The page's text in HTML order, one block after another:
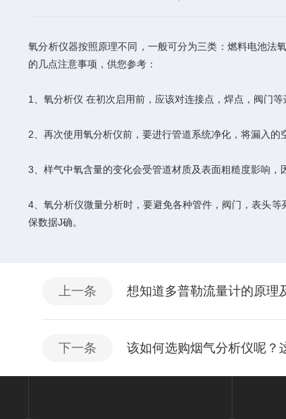
氧分析仪器按照原理不同，一般可分为三类：燃料电池法
的几点注意事项，供您参考：
1、氧分析仪 在初次启用前，应该对连接点，焊点，阀门
2、再次使用氧分析仪前，要进行管道系统净化，将漏入的
3、样气中氧含量的变化会受管道材质及表面粗糙度影响，
4、氧分析仪微量分析时，要避免各种管件，阀门，表头
保数据J确。
上一条 想知道多普勒流量计的原理
下一条 该如何选购烟气分析仪呢？